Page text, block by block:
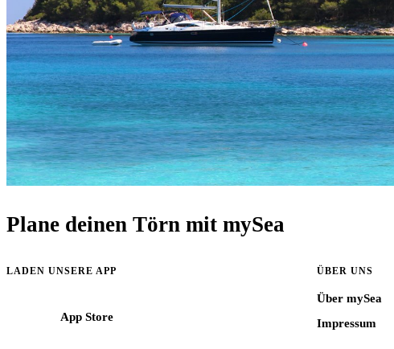
Plane deinen Törn mit mySea
LADEN UNSERE APP
App Store
ÜBER UNS
Über mySea
Impressum